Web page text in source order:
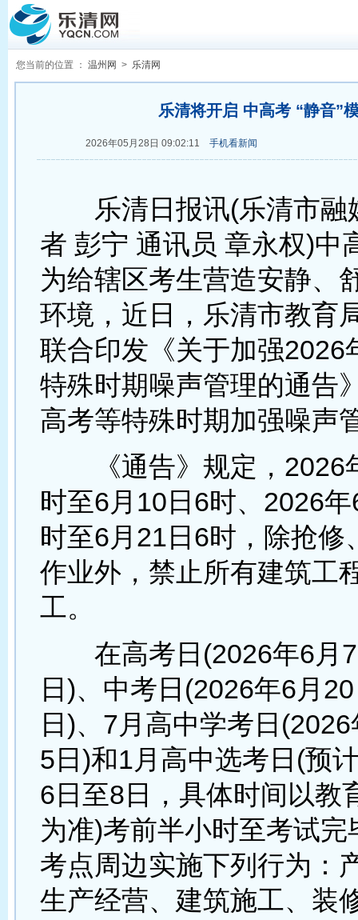
您当前的位置 ： 温州网 > 乐清网
乐清将开启 中高考 “静音”
2026年05月28日 09:02:11 手机看新闻
乐清日报讯(乐清市融
者 彭宁 通讯员 章永权)中
为给辖区考生营造安静、
环境，近日，乐清市教育
联合印发《关于加强2026
特殊时期噪声管理的通告
高考等特殊时期加强噪声
《通告》规定，2026
时至6月10日6时、2026
时至6月21日6时，除抢修
作业外，禁止所有建筑工
工。
在高考日(2026年6月7
日)、中考日(2026年6月
日)、7月高中学考日
5日)和1月高中选考日(预
6日至8日，具体时间以教
为准)考前半小时至考试完
考点周边实施下列行为：
生产经营、建筑施工、装